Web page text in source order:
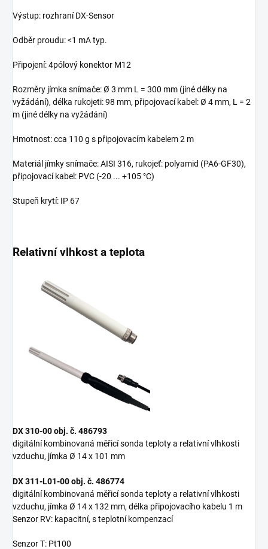
Výstup: rozhraní DX-Sensor
Odběr proudu: <1 mA typ.
Připojení: 4pólový konektor M12
Rozměry jímka snímače: Ø 3 mm L = 300 mm (jiné délky na
vyžádání), délka rukojeti: 98 mm, připojovací kabel: Ø 4 mm, L = 2
m (jiné délky na vyžádání)
Hmotnost: cca 110 g s připojovacím kabelem 2 m
Materiál jímky snímače: AISI 316, rukojeť: polyamid (PA6-GF30),
připojovací kabel: PVC (-20 ... +105 °C)
Stupeň krytí: IP 67
Relativní vlhkost a teplota
DX 310-00 obj. č. 486793
digitální kombinovaná měřicí sonda teploty a relativní vlhkosti
vzduchu, jímka Ø 14 x 101 mm
DX 311-L01-00 obj. č. 486774
digitální kombinovaná měřicí sonda teploty a relativní vlhkosti
vzduchu, jímka Ø 14 x 132 mm, délka připojovacího kabelu 1 m
Senzor RV: kapacitní, s teplotní kompenzací
Senzor T: Pt100